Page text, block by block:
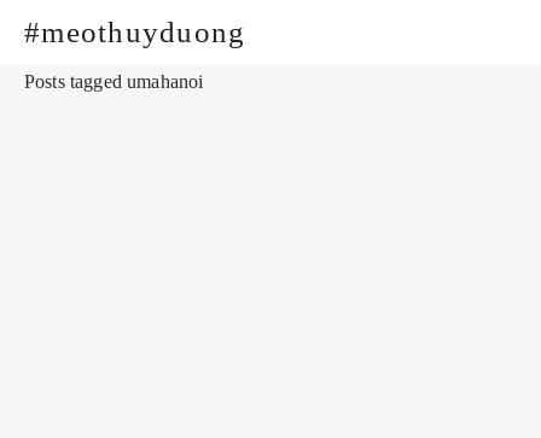
#meothuyduong
Posts tagged umahanoi